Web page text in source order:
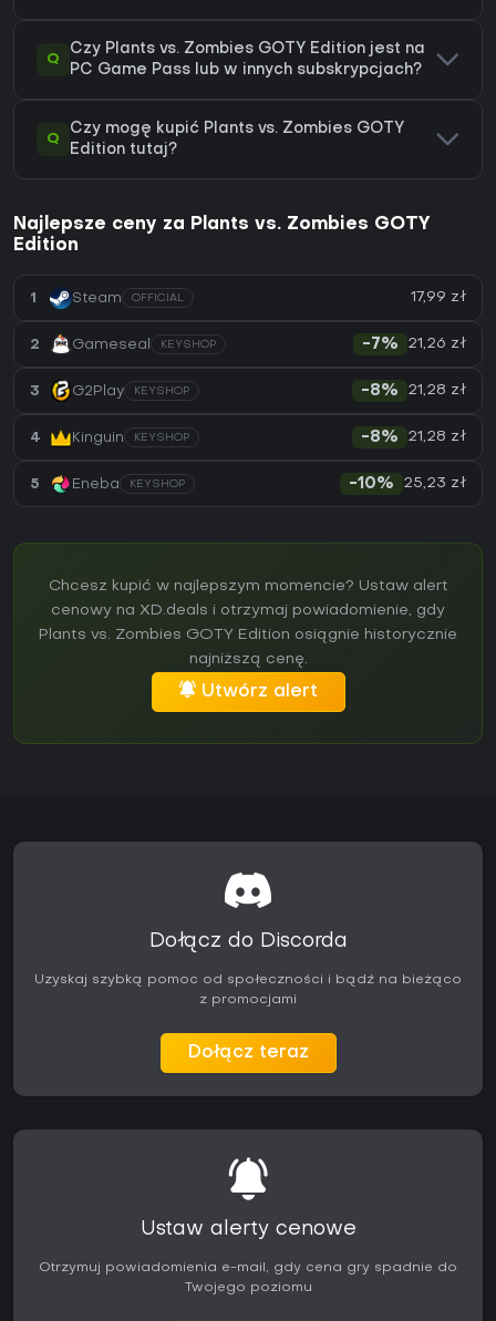
Q
Czy Plants vs. Zombies GOTY Edition jest na
PC Game Pass lub w innych subskrypcjach?
Q
Czy mogę kupić Plants vs. Zombies GOTY
Edition tutaj?
Najlepsze ceny za Plants vs. Zombies GOTY
Edition
1 Steam OFFICIAL 17,99 zł
2 Gameseal KEYSHOP -7% 21,26 zł
3 G2Play KEYSHOP -8% 21,28 zł
4 Kinguin KEYSHOP -8% 21,28 zł
5 Eneba KEYSHOP -10% 25,23 zł
Chcesz kupić w najlepszym momencie? Ustaw alert
cenowy na XD.deals i otrzymaj powiadomienie, gdy
Plants vs. Zombies GOTY Edition osiągnie historycznie
najniższą cenę.
Utwórz alert
Dołącz do Discorda
Uzyskaj szybką pomoc od społeczności i bądź na bieżąco
z promocjami
Dołącz teraz
Ustaw alerty cenowe
Otrzymuj powiadomienia e-mail, gdy cena gry spadnie do
Twojego poziomu